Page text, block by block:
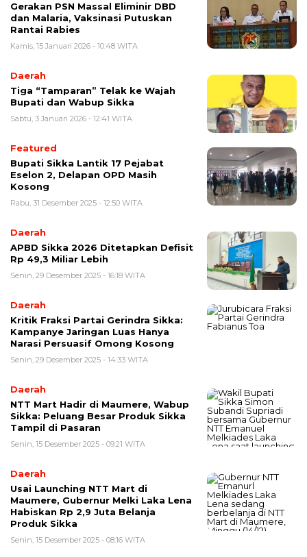
Gerakan PSN Massal Eliminir DBD
dan Malaria, Vaksinasi Putuskan
Rantai Rabies
Kamis, 15 Januari 2026 - 10:48 WITA
Daerah
Tiga “Tamparan” Telak ke Wajah
Bupati dan Wabup Sikka
Sabtu, 3 Januari 2026 - 12:41 WITA
Featured
Bupati Sikka Lantik 17 Pejabat
Eselon 2, Delapan OPD Masih
Kosong
Rabu, 31 Desember 2025 - 12:50 WITA
Daerah
APBD Sikka 2026 Ditetapkan Defisit
Rp 49,3 Miliar Lebih
Senin, 29 Desember 2025 - 16:18 WITA
Daerah
Kritik Fraksi Partai Gerindra Sikka:
Kampanye Jaringan Luas Hanya
Narasi Persuasif Omong Kosong
Senin, 29 Desember 2025 - 14:33 WITA
Daerah
NTT Mart Hadir di Maumere, Wabup
Sikka: Peluang Besar Produk Sikka
Tampil di Pasaran
Senin, 15 Desember 2025 - 09:21 WITA
Daerah
Usai Launching NTT Mart di
Maumere, Gubernur Melki Laka Lena
Habiskan Rp 2,9 Juta Belanja
Produk Sikka
Senin, 15 Desember 2025 - 08:16 WITA